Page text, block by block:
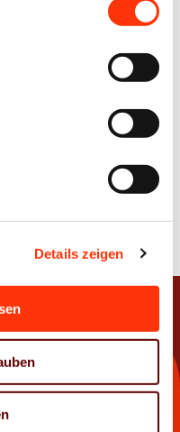
Daten können mit
geteilt werden, die sich
ändern
klicken, stimmen Sie
Details zeigen
Bayern e. V.